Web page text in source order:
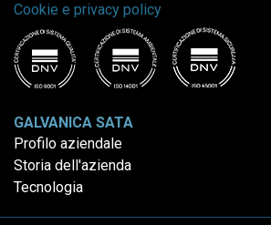
Cookie e privacy policy
GALVANICA SATA
Profilo aziendale
Storia dell'azienda
Tecnologia